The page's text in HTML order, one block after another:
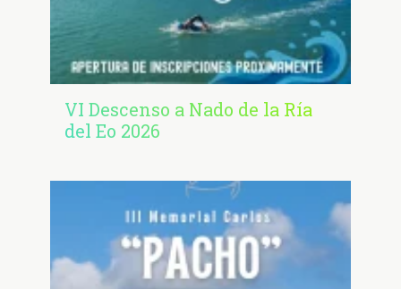
VI Descenso a Nado de la Ría
del Eo 2026